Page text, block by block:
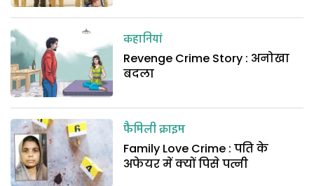
कहानियां
Revenge Crime Story : अनोखा
बदला
फैमिली क्राइम
Family Love Crime : पति के
अफेयर में क्यों पिसे पत्नी